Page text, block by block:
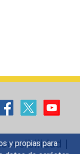
y propias para
|